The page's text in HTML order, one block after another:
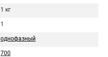
1 кг
1
однофазный
700